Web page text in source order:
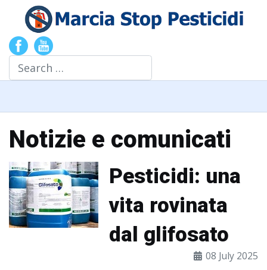
Search
Notizie e comunicati
Pesticidi: una
vita rovinata
dal glifosato
08 July 2025